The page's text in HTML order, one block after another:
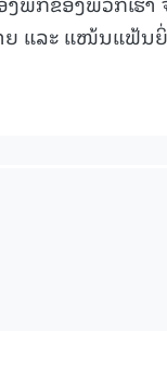
ຍ ແລະ ແໜ້ນແຟ້ນ